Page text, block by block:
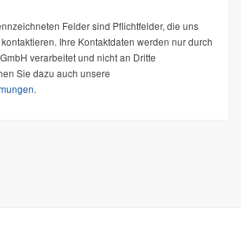
Felder sind Pflichtfelder, die uns
Ihre Kontaktdaten werden nur durch
verarbeitet und nicht an Dritte
Sie dazu auch unsere
.